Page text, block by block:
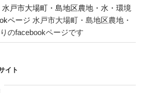
水戸市大場町・島地区農地・水・環境
ページ 水戸市大場町・島地区農地・
のfacebookページです
イト